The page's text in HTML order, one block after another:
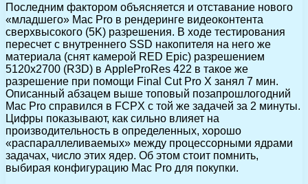
Последним фактором объясняется и отставание нового
«младшего» Mac Pro в рендеринге видеоконтента
сверхвысокого (5K) разрешения. В ходе тестирования
пересчет с внутреннего SSD накопителя на него же
материала (снят камерой RED Epic) разрешением
5120х2700 (R3D) в AppleProRes 422 в такое же
разрешение при помощи Final Cut Pro X занял 7 мин.
Описанный абзацем выше топовый позапрошлогодний
Mac Pro справился в FCPX с той же задачей за 2 минуты.
Цифры показывают, как сильно влияет на
производительность в определенных, хорошо
«распараллеливаемых» между процессорными ядрами
задачах, число этих ядер. Об этом стоит помнить,
выбирая конфигурацию Mac Pro для покупки.